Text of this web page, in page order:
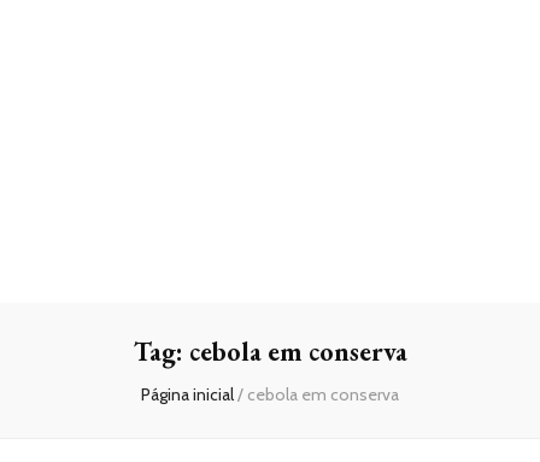
Tag: cebola em conserva
Página inicial/ cebola em conserva